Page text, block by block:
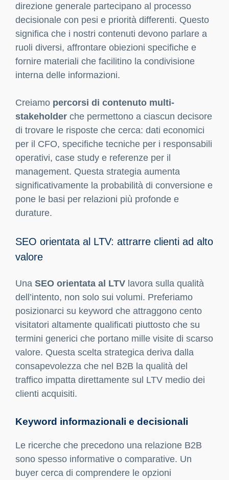
direzione generale partecipano al processo
decisionale con pesi e priorità differenti. Questo
significa che i nostri contenuti devono parlare a
ruoli diversi, affrontare obiezioni specifiche e
fornire materiali che facilitino la condivisione
interna delle informazioni.
Creiamo percorsi di contenuto multi-
stakeholder che permettono a ciascun decisore
di trovare le risposte che cerca: dati economici
per il CFO, specifiche tecniche per i responsabili
operativi, case study e referenze per il
management. Questa strategia aumenta
significativamente la probabilità di conversione e
pone le basi per relazioni più profonde e
durature.
SEO orientata al LTV: attrarre clienti ad alto
valore
Una SEO orientata al LTV lavora sulla qualità
dell’intento, non solo sui volumi. Preferiamo
posizionarci su keyword che attraggono cento
visitatori altamente qualificati piuttosto che su
termini generici che portano mille visite di scarso
valore. Questa scelta strategica deriva dalla
consapevolezza che nel B2B la qualità del
traffico impatta direttamente sul LTV medio dei
clienti acquisiti.
Keyword informazionali e decisionali
Le ricerche che precedono una relazione B2B
sono spesso informative o comparative. Un
buyer cerca di comprendere le opzioni